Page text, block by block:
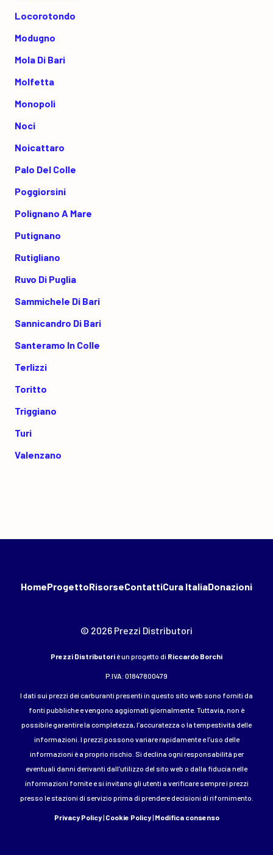
Locorotondo
Modugno
Mola Di Bari
Molfetta
Monopoli
Noci
Noicattaro
Palo Del Colle
Poggiorsini
Polignano A Mare
Putignano
Rutigliano
Ruvo Di Puglia
Sammichele Di Bari
Sannicandro Di Bari
Santeramo In Colle
Terlizzi
Toritto
Triggiano
Turi
Valenzano
HomeProgettoRisorseContattiCura ItaliaDonazioni
© 2026 Prezzi Distributori
Prezzi Distributori è un progetto di Riccardo Borchi
P.IVA: 01847800479
I dati sui prezzi dei carburanti presenti in questo sito web sono forniti da
fonti pubbliche e vengono aggiornati giornalmente. Tuttavia, non è
possibile garantire la completezza, l’accuratezza o la tempestività delle
informazioni. I prezzi possono variare rapidamente e l’uso delle
informazioni è a proprio rischio. Si declina ogni responsabilità per
eventuali danni derivanti dall’utilizzo del sito web o dalla fiducia nelle
informazioni fornite e si invitano gli utenti a verificare sempre i prezzi
presso le stazioni di servizio prima di prendere decisioni di rifornimento.
Privacy Policy| Cookie Policy| Modifica consenso